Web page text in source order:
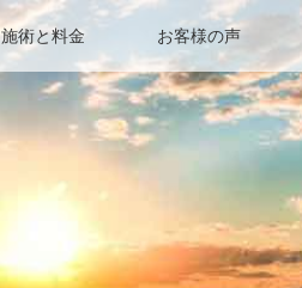
施術と料金 お客様の声